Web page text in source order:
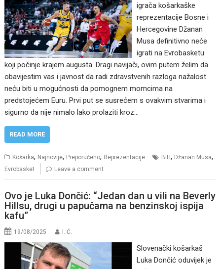
igrača košarkaške
reprezentacije Bosne i
Hercegovine Džanan
Musa definitivno neće
igrati na Evrobasketu
koji počinje krajem augusta. Dragi navijači, ovim putem želim da
obavijestim vas i javnost da radi zdravstvenih razloga nažalost
neću biti u mogućnosti da pomognem momcima na
predstojećem Euru. Prvi put se susrećem s ovakvim stvarima i
sigurno da nije nimalo lako prolaziti kroz…
READ MORE
Košarka, Najnovije, Preporučeno, Reprezentacije BiH, Džanan Musa,
Evrobasket Leave a comment
Ovo je Luka Dončić: “Jedan dan u vili na Beverly
Hillsu, drugi u papučama na benzinskoj ispija
kafu”
19/08/2025 I. Ć.
Slovenački košarkaš
Luka Dončić oduvijek je